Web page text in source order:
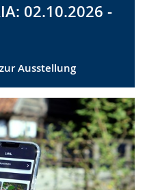
02.10.2026 -
Ausstellung